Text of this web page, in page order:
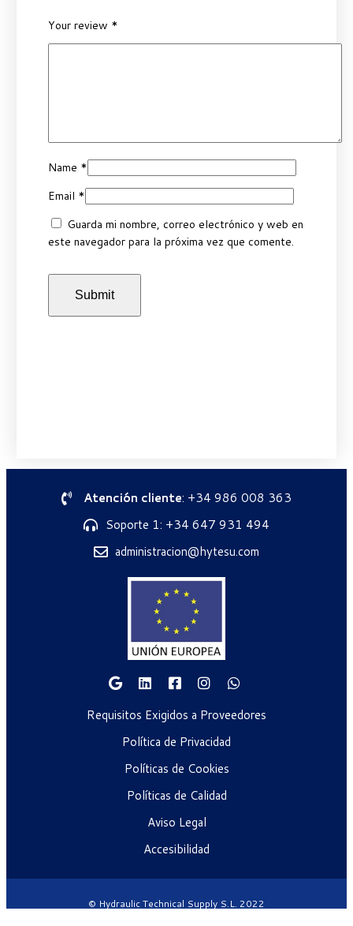
Your review *
Name *
Email *
Guarda mi nombre, correo electrónico y web en
este navegador para la próxima vez que comente.
Atención cliente: +34 986 008 363
Soporte 1: +34 647 931 494
administracion@hytesu.com
Requisitos Exigidos a Proveedores
Política de Privacidad
Políticas de Cookies
Políticas de Calidad
Aviso Legal
Accesibilidad
© Hydraulic Technical Supply S.L. 2022